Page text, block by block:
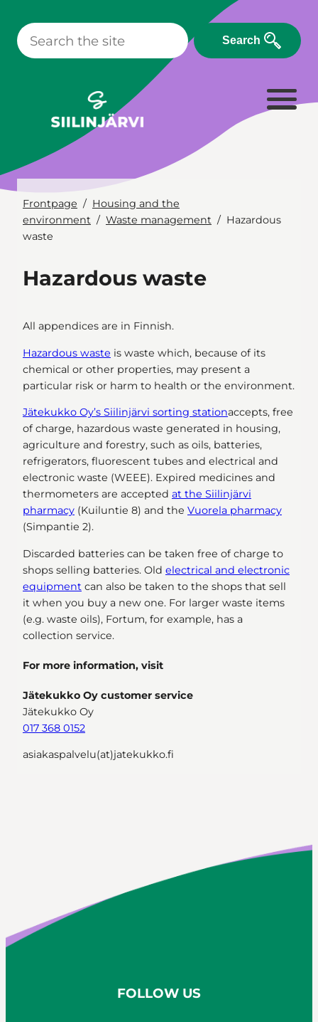
content
Search
Frontpage
Housing and the
environment
Waste management
Hazardous
waste
Hazardous waste
All appendices are in Finnish.
Hazardous waste is waste which, because of its
chemical or other properties, may present a
particular risk or harm to health or the environment.
Jätekukko Oy’s Siilinjärvi sorting stationaccepts, free
of charge, hazardous waste generated in housing,
agriculture and forestry, such as oils, batteries,
refrigerators, fluorescent tubes and electrical and
electronic waste (WEEE). Expired medicines and
thermometers are accepted at the Siilinjärvi
pharmacy (Kuiluntie 8) and the Vuorela pharmacy
(Simpantie 2).
Discarded batteries can be taken free of charge to
shops selling batteries. Old electrical and electronic
equipment can also be taken to the shops that sell
it when you buy a new one. For larger waste items
(e.g. waste oils), Fortum, for example, has a
collection service.
For more information, visit
Jätekukko Oy customer service
Jätekukko Oy
017 368 0152
asiakaspalvelu(at)jatekukko.fi
FOLLOW US